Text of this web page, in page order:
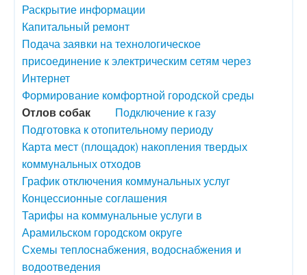
Раскрытие информации
Капитальный ремонт
Подача заявки на технологическое
присоединение к электрическим сетям через
Интернет
Формирование комфортной городской среды
Отлов собак
Подключение к газу
Подготовка к отопительному периоду
Карта мест (площадок) накопления твердых
коммунальных отходов
График отключения коммунальных услуг
Концессионные соглашения
Тарифы на коммунальные услуги в
Арамильском городском округе
Схемы теплоснабжения, водоснабжения и
водоотведения